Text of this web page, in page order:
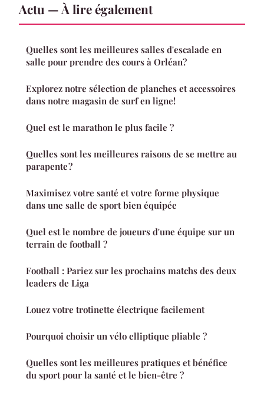
Actu — À lire également
Quelles sont les meilleures salles d'escalade en
salle pour prendre des cours à Orléan?
Explorez notre sélection de planches et accessoires
dans notre magasin de surf en ligne!
Quel est le marathon le plus facile ?
Quelles sont les meilleures raisons de se mettre au
parapente ?
Maximisez votre santé et votre forme physique
dans une salle de sport bien équipée
Quel est le nombre de joueurs d'une équipe sur un
terrain de football ?
Football : Pariez sur les prochains matchs des deux
leaders de Liga
Louez votre trotinette électrique facilement
Pourquoi choisir un vélo elliptique pliable ?
Quelles sont les meilleures pratiques et bénéfice
du sport pour la santé et le bien-être ?